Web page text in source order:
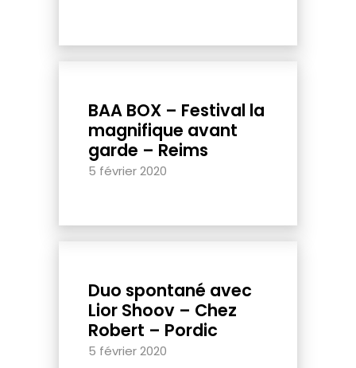
BAA BOX – Festival la
magnifique avant
garde – Reims
5 février 2020
Duo spontané avec
Lior Shoov – Chez
Robert – Pordic
5 février 2020